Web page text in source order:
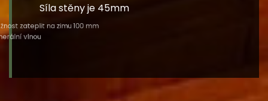
Síla stěny je 45mm
Možnost zateplit na zimu 100 mm
minerální vlnou